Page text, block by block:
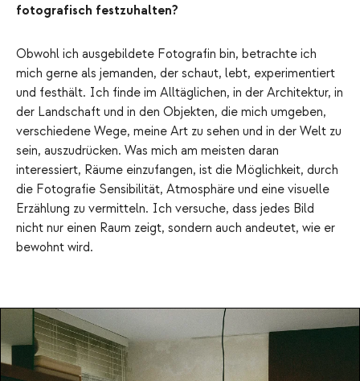
fotografisch festzuhalten?
Obwohl ich ausgebildete Fotografin bin, betrachte ich
mich gerne als jemanden, der schaut, lebt, experimentiert
und festhält. Ich finde im Alltäglichen, in der Architektur, in
der Landschaft und in den Objekten, die mich umgeben,
verschiedene Wege, meine Art zu sehen und in der Welt zu
sein, auszudrücken. Was mich am meisten daran
interessiert, Räume einzufangen, ist die Möglichkeit, durch
die Fotografie Sensibilität, Atmosphäre und eine visuelle
Erzählung zu vermitteln. Ich versuche, dass jedes Bild
nicht nur einen Raum zeigt, sondern auch andeutet, wie er
bewohnt wird.